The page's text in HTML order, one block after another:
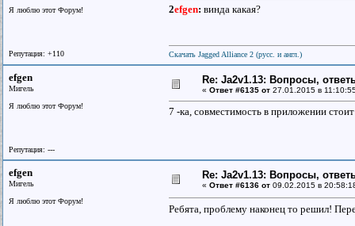
Я люблю этот Форум!
Репутация: +110
2efgen: винда какая?
Скачать Jagged Alliance 2 (русс. и англ.)
efgen
Мигель
Я люблю этот Форум!
Репутация: ---
Re: Ja2v1.13: Вопросы,
« Ответ #6135 от 27.01.2015 в
7 -ка, совместимость в приложении стоит
efgen
Мигель
Я люблю этот Форум!
Re: Ja2v1.13: Вопросы,
« Ответ #6136 от 09.02.2015 в
Ребята, проблему наконец то решил!